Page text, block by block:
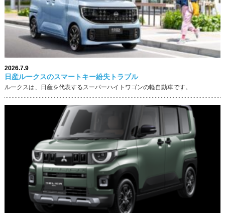
2026.7.9
日産ルークスのスマートキー紛失トラブル
ルークスは、日産を代表するスーパーハイトワゴンの軽自動車です。